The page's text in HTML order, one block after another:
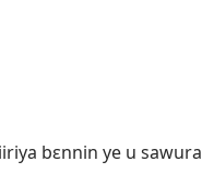
bɛnnin ye u sawura